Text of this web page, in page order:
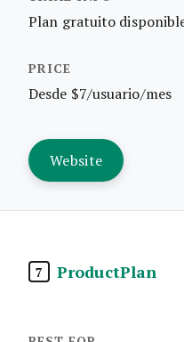
Plan gratuito
Desde $7/usuario/mes
Website
7 ProductPlan